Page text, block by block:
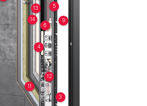
3
4
5
6
9
11
12
13
14